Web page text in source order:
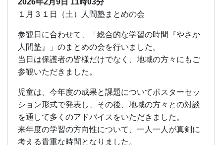
2026年2月9日 11時03分
１月３１日（土）人間塾まとめの会
参観日に合わせて、「総合的な学習の時間『やさか
人間塾』」のまとめの会を行いました。
当日は保護者の皆様だけでなく、地域の方々にもご
参観いただきました。
児童は、今年度の成果と課題についてポスターセッ
ション形式で発表し、その後、地域の方々との対談
を通して多くのアドバイスをいただきました。
来年度の学習の方向性について、一人一人が真剣に
考える貴重な時間となりました。